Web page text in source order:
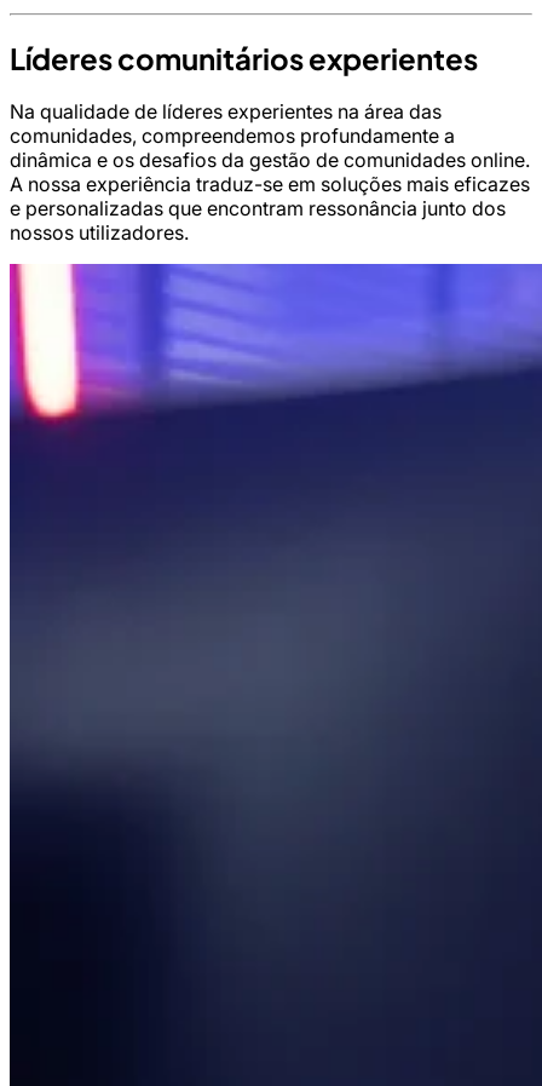
Líderes comunitários experientes
Na qualidade de líderes experientes na área das
comunidades, compreendemos profundamente a
dinâmica e os desafios da gestão de comunidades online.
A nossa experiência traduz-se em soluções mais eficazes
e personalizadas que encontram ressonância junto dos
nossos utilizadores.